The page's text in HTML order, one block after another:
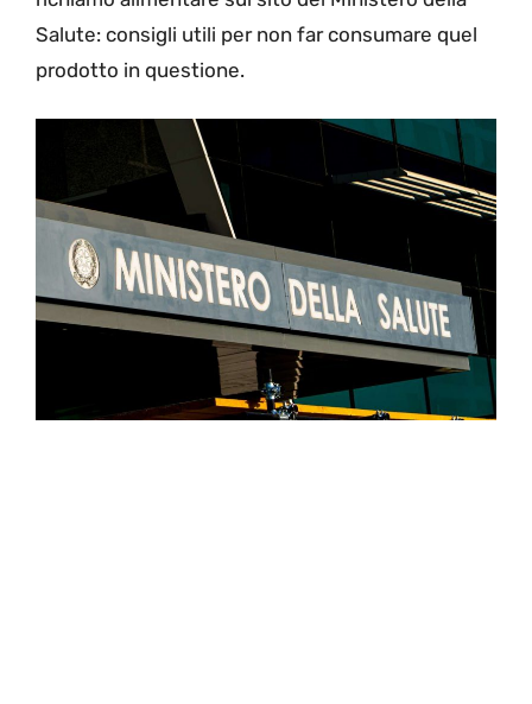
Salute: consigli utili per non far consumare quel
prodotto in questione.